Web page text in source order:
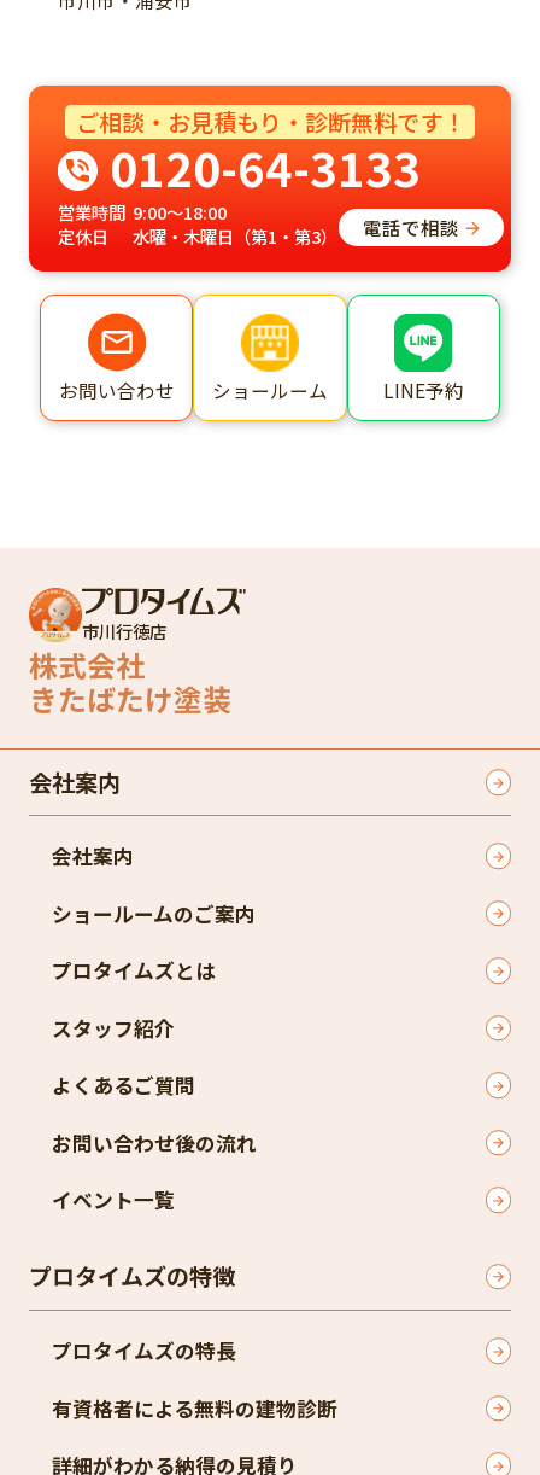
ご相談・お見積もり・診断無料です！
0120-64-3133
営業時間 9:00～18:00
定休日
水曜・木曜日（第1・第3） 電話で相談
お問い合わせ ショールーム LINE予約
市川行徳店
株式会社
きたばたけ塗装
会社案内
会社案内
ショールームのご案内
プロタイムズとは
スタッフ紹介
よくあるご質問
お問い合わせ後の流れ
イベント一覧
プロタイムズの特徴
プロタイムズの特長
有資格者による無料の建物診断
詳細がわかる納得の見積り